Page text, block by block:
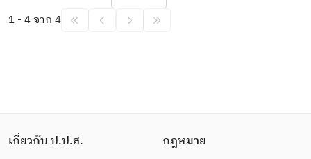
1 - 4 จาก 4
เกี่ยวกับ ป.ป.ส. กฎหมาย